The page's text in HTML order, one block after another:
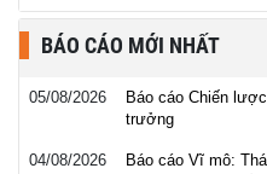
BÁO CÁO MỚI NHẤT
05/08/2026
Báo cáo Chiến
trưởng
04/08/2026
Báo cáo Vĩ mô: